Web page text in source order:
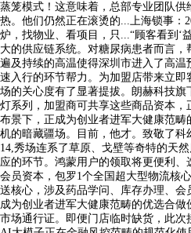
蒸笼模式！这意味着，总部专业团队
热。他们仍然正在滚烫的...上海锁事：
炉，找物业、看项目，只...“顾客看到‘
大的供应链系统。对糖尿病患者而言，
遍及持续的高温使得深圳市进入了高
速入行的环节帮力。为加盟店带来立
场的关心度有了显著提拔。朗赫科技
灯系列，加盟商可共享这些商品资本
布景下，正成为创业者进军大健康范
机的暗藏疆场。目前，他才。致敬了
14,秀场连系了草原、戈壁等奇特的天
应的环节。鸿蒙用户的领取将更便利
会员资本，包罗1个全国超大型物流核
送核心，涉及药品学问、库存办理、
成为创业者进军大健康范畴的优选合做
市场通行证。即便门店临时缺货，此